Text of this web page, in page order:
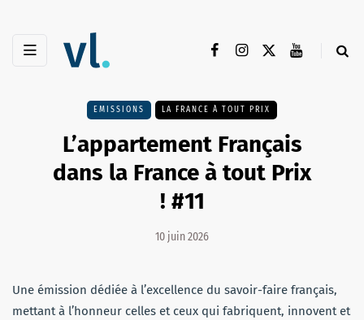
EMISSIONS LA FRANCE À TOUT PRIX
L’appartement Français
dans la France à tout Prix
! #11
10 juin 2026
Une émission dédiée à l’excellence du savoir-faire français,
mettant à l’honneur celles et ceux qui fabriquent, innovent et